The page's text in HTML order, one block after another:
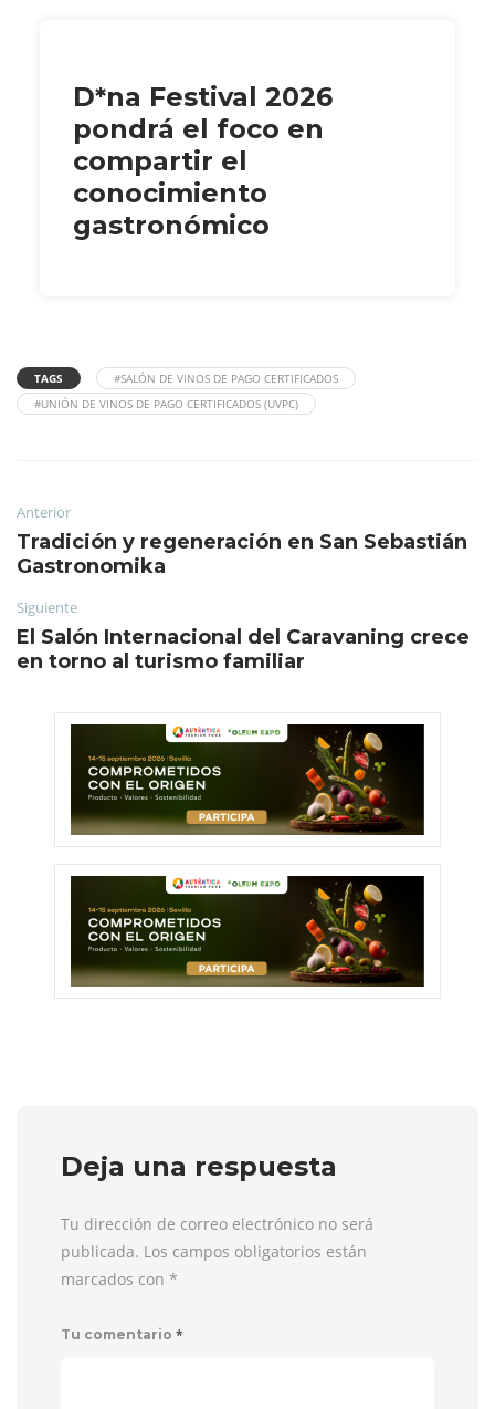
D*na Festival 2026
pondrá el foco en
compartir el
conocimiento
gastronómico
TAGS
#SALÓN DE VINOS DE PAGO CERTIFICADOS
#UNIÓN DE VINOS DE PAGO CERTIFICADOS (UVPC)
Anterior
Tradición y regeneración en San Sebastián
Gastronomika
Siguiente
El Salón Internacional del Caravaning crece
en torno al turismo familiar
Deja una respuesta
Tu dirección de correo electrónico no será
publicada. Los campos obligatorios están
marcados con *
Tu comentario *